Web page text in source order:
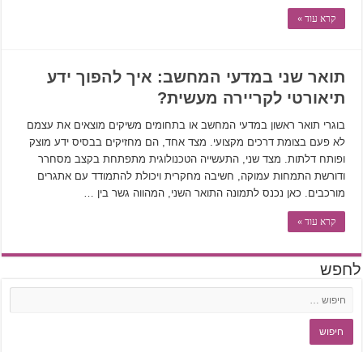
קרא עוד »
תואר שני במדעי המחשב: איך להפוך ידע
תיאורטי לקריירה מעשית?
בוגרי תואר ראשון במדעי המחשב או בתחומים משיקים מוצאים את עצמם
לא פעם בצומת דרכים מקצועי. מצד אחד, הם מחזיקים בבסיס ידע מוצק
ופותח דלתות. מצד שני, התעשייה הטכנולוגית מתפתחת בקצב מסחרר
ודורשת התמחות עמוקה, חשיבה מחקרית ויכולת להתמודד עם אתגרים
מורכבים. כאן נכנס לתמונה התואר השני, המהווה גשר בין …
קרא עוד »
לחפש